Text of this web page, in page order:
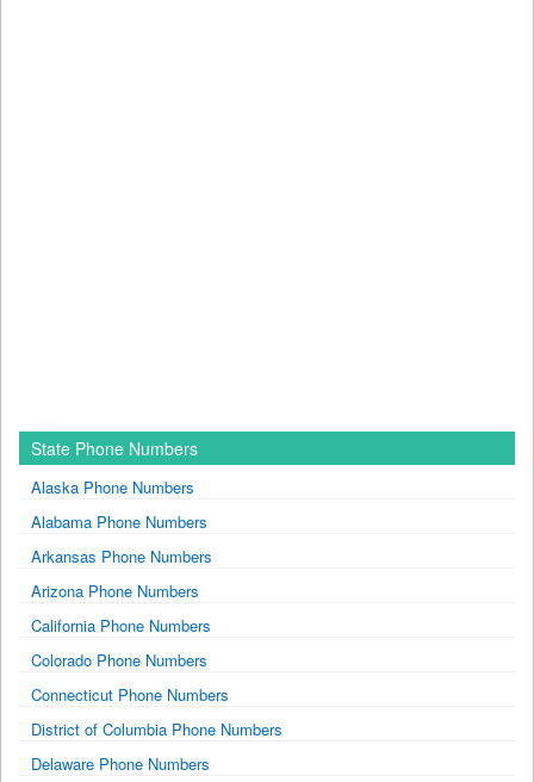
State Phone Numbers
Alaska Phone Numbers
Alabama Phone Numbers
Arkansas Phone Numbers
Arizona Phone Numbers
California Phone Numbers
Colorado Phone Numbers
Connecticut Phone Numbers
District of Columbia Phone Numbers
Delaware Phone Numbers